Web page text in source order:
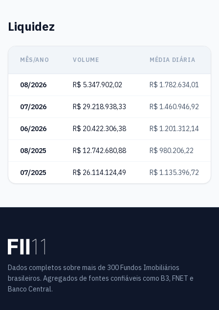
Liquidez
MÊS/ANO VOLUME MÉDIA DIÁRIA
08/2026 R$ 5.347.902,02 R$ 1.782.634,01
07/2026 R$ 29.218.938,33 R$ 1.460.946,92
06/2026 R$ 20.422.306,38 R$ 1.201.312,14
08/2025 R$ 12.742.680,88 R$ 980.206,22
07/2025 R$ 26.114.124,49 R$ 1.135.396,72
Dados completos sobre mais de 300 Fundos Imobiliários
brasileiros. Agregados de fontes confiáveis como B3, FNET e
Banco Central.